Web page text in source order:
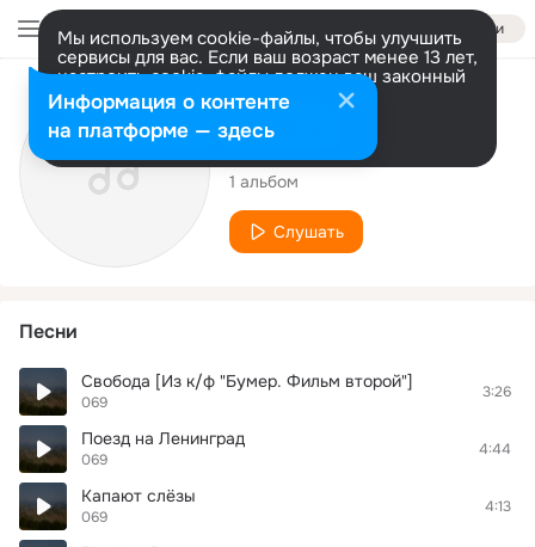
Войти
Мы используем cookie-файлы, чтобы улучшить
сервисы для вас. Если ваш возраст менее 13 лет,
настроить cookie-файлы должен ваш законный
представитель. Больше информации
Разрешить все Настроить
Исполнитель
069
1 альбом
Слушать
Песни
Свобода [Из к/ф "Бумер. Фильм второй"]
069
3:26
Поезд на Ленинград
069
4:44
Капают слёзы
069
4:13
Информация о контенте
на платформе — здесь